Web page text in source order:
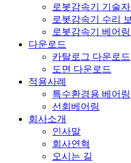
로봇감속기 기술
로봇감속기 수리
로봇감속기 베어
다운로드
카탈로그 다운로드
도면 다운로드
적용사례
특수환경용 베어링
선회베어링
회사소개
인사말
회사연혁
오시는 길